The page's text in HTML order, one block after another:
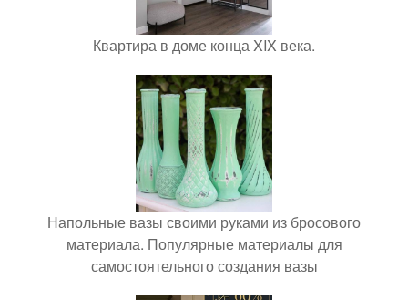
Квартира в доме конца XIX века.
Напольные вазы своими руками из бросового
материала. Популярные материалы для
самостоятельного создания вазы